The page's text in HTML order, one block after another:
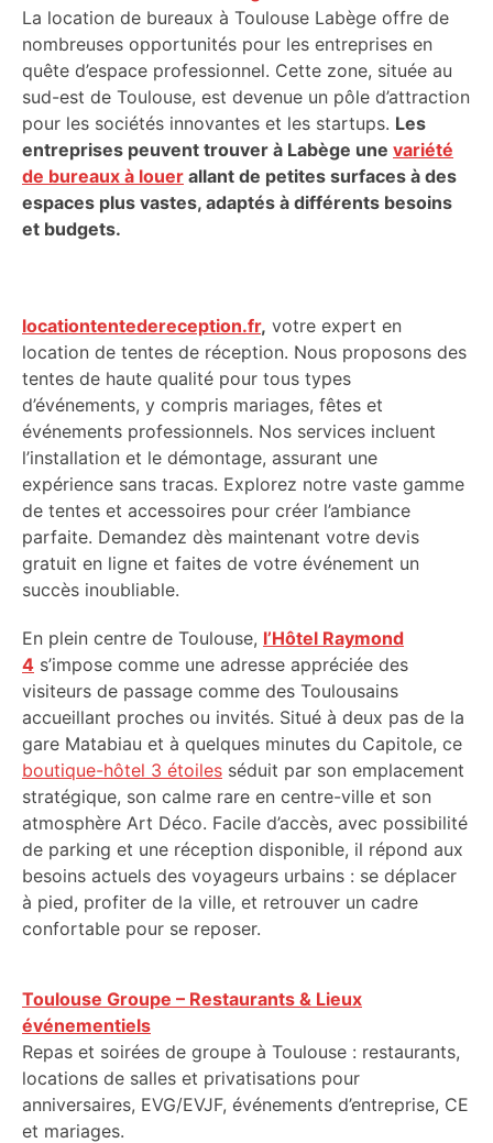
La location de bureaux à Toulouse Labège offre de
nombreuses opportunités pour les entreprises en
quête d’espace professionnel. Cette zone, située au
sud-est de Toulouse, est devenue un pôle d’attraction
pour les sociétés innovantes et les startups. Les
entreprises peuvent trouver à Labège une variété
de bureaux à louer allant de petites surfaces à des
espaces plus vastes, adaptés à différents besoins
et budgets.
locationtentedereception.fr, votre expert en
location de tentes de réception. Nous proposons des
tentes de haute qualité pour tous types
d’événements, y compris mariages, fêtes et
événements professionnels. Nos services incluent
l’installation et le démontage, assurant une
expérience sans tracas. Explorez notre vaste gamme
de tentes et accessoires pour créer l’ambiance
parfaite. Demandez dès maintenant votre devis
gratuit en ligne et faites de votre événement un
succès inoubliable.
En plein centre de Toulouse, l’Hôtel Raymond
4 s’impose comme une adresse appréciée des
visiteurs de passage comme des Toulousains
accueillant proches ou invités. Situé à deux pas de la
gare Matabiau et à quelques minutes du Capitole, ce
boutique-hôtel 3 étoiles séduit par son emplacement
stratégique, son calme rare en centre-ville et son
atmosphère Art Déco. Facile d’accès, avec possibilité
de parking et une réception disponible, il répond aux
besoins actuels des voyageurs urbains : se déplacer
à pied, profiter de la ville, et retrouver un cadre
confortable pour se reposer.
Toulouse Groupe – Restaurants & Lieux
événementiels
Repas et soirées de groupe à Toulouse : restaurants,
locations de salles et privatisations pour
anniversaires, EVG/EVJF, événements d’entreprise, CE
et mariages.